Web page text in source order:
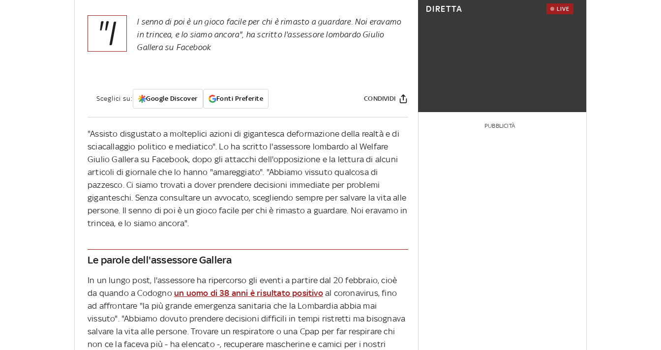
"I
l senno di poi è un gioco facile per chi è rimasto a guardare. Noi eravamo
in trincea, e lo siamo ancora", ha scritto l'assessore lombardo Giulio
Gallera su Facebook
Sceglici su: Google Discover Fonti Preferite CONDIVIDI
"Assisto disgustato a molteplici azioni di gigantesca deformazione della realtà e di
sciacallaggio politico e mediatico". Lo ha scritto l'assessore lombardo al Welfare
Giulio Gallera su Facebook, dopo gli attacchi dell'opposizione e la lettura di alcuni
articoli di giornale che lo hanno "amareggiato". "Abbiamo vissuto qualcosa di
pazzesco. Ci siamo trovati a dover prendere decisioni immediate per problemi
giganteschi. Senza consultare un avvocato, scegliendo sempre per salvare la vita alle
persone. Il senno di poi è un gioco facile per chi è rimasto a guardare. Noi eravamo in
trincea, e lo siamo ancora".
Le parole dell'assessore Gallera
In un lungo post, l'assessore ha ripercorso gli eventi a partire dal 20 febbraio, cioè
da quando a Codogno un uomo di 38 anni è risultato positivoal coronavirus, fino
ad affrontare "la più grande emergenza sanitaria che la Lombardia abbia mai
vissuto". "Abbiamo dovuto prendere decisioni difficili in tempi ristretti ma bisognava
salvare la vita alle persone. Trovare un respiratore o una Cpap per far respirare chi
non ce la faceva più - ha elencato -, recuperare mascherine e camici per i nostri
DIRETTA LIVE
PUBBLICITÀ